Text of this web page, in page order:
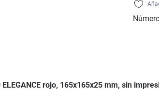
rojo, 165x165x25 mm, sin